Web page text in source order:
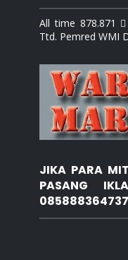
All time 878.871
Ttd. Pemred WMI
JIKA PARA
PASANG